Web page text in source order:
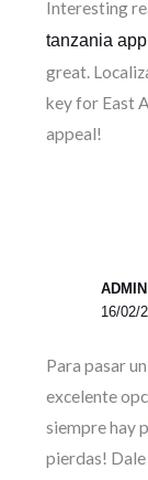
Interesting
tanzania app
great.
key for East
appeal!
16/02/
Para pasar
excelente
siempre hay
pierdas!